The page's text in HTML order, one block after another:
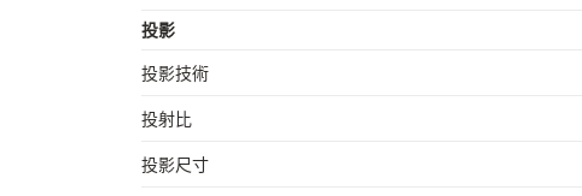
投影
投影技術
投射比
投影尺寸